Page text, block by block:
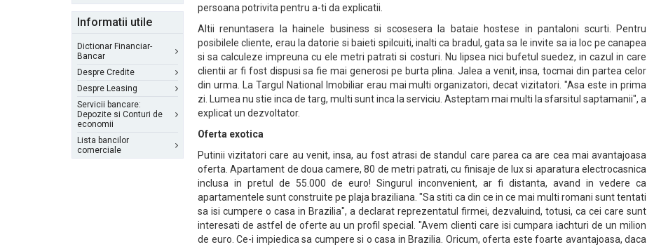
Informatii utile
Dictionar Financiar-
Bancar
Despre Credite
Despre Leasing
Servicii bancare:
Depozite si Conturi de
economii
Lista bancilor
comerciale
persoana potrivita pentru a-ti da explicatii.
Altii renuntasera la hainele business si scosesera la bataie hostese in pantaloni scurti. Pentru
posibilele cliente, erau la datorie si baieti spilcuiti, inalti ca bradul, gata sa le invite sa ia loc pe canapea
si sa calculeze impreuna cu ele metri patrati si costuri. Nu lipsea nici bufetul suedez, in cazul in care
clientii ar fi fost dispusi sa fie mai generosi pe burta plina. Jalea a venit, insa, tocmai din partea celor
din urma. La Targul National Imobiliar erau mai multi organizatori, decat vizitatori. "Asa este in prima
zi. Lumea nu stie inca de targ, multi sunt inca la serviciu. Asteptam mai multi la sfarsitul saptamanii", a
explicat un dezvoltator.
Oferta exotica
Putinii vizitatori care au venit, insa, au fost atrasi de standul care parea ca are cea mai avantajoasa
oferta. Apartament de doua camere, 80 de metri patrati, cu finisaje de lux si aparatura electrocasnica
inclusa in pretul de 55.000 de euro! Singurul inconvenient, ar fi distanta, avand in vedere ca
apartamentele sunt construite pe plaja braziliana. "Sa stiti ca din ce in ce mai multi romani sunt tentati
sa isi cumpere o casa in Brazilia", a declarat reprezentatul firmei, dezvaluind, totusi, ca cei care sunt
interesati de astfel de oferte au un profil special. "Avem clienti care isi cumpara iachturi de un milion
de euro. Ce-i impiedica sa cumpere si o casa in Brazilia. Oricum, oferta este foarte avantajoasa, daca